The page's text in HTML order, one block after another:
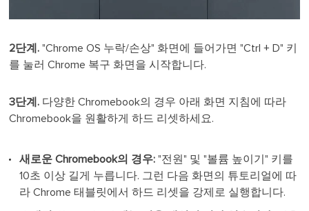
2단계. "Chrome OS 누락/손상" 화면에 들어가면 "Ctrl + D" 키
를 눌러 Chrome 복구 화면을 시작합니다.
3단계. 다양한 Chromebook의 경우 아래 화면 지침에 따라
Chromebook을 원활하게 하드 리셋하세요.
새로운 Chromebook의 경우: "전원" 및 "볼륨 높이기" 키를
10초 이상 길게 누릅니다. 그런 다음 화면의 튜토리얼에 따
라 Chrome 태블릿에서 하드 리셋을 강제로 실행합니다.